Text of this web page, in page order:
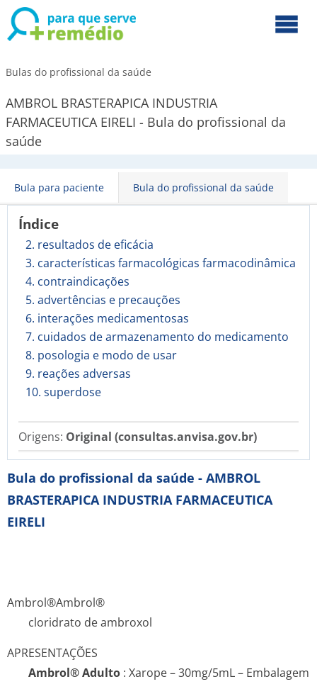
Bulas do profissional da saúde
AMBROL BRASTERAPICA INDUSTRIA
FARMACEUTICA EIRELI - Bula do profissional da
saúde
Bula para paciente Bula do profissional da saúde
Índice
2. resultados de eficácia
3. características farmacológicas farmacodinâmica
4. contraindicações
5. advertências e precauções
6. interações medicamentosas
7. cuidados de armazenamento do medicamento
8. posologia e modo de usar
9. reações adversas
10. superdose
Origens: Original (consultas.anvisa.gov.br)
Bula do profissional da saúde - AMBROL
BRASTERAPICA INDUSTRIA FARMACEUTICA
EIRELI
Ambrol®Ambrol®
cloridrato de ambroxol
APRESENTAÇÕES
Ambrol® Adulto : Xarope – 30mg/5mL – Embalagem